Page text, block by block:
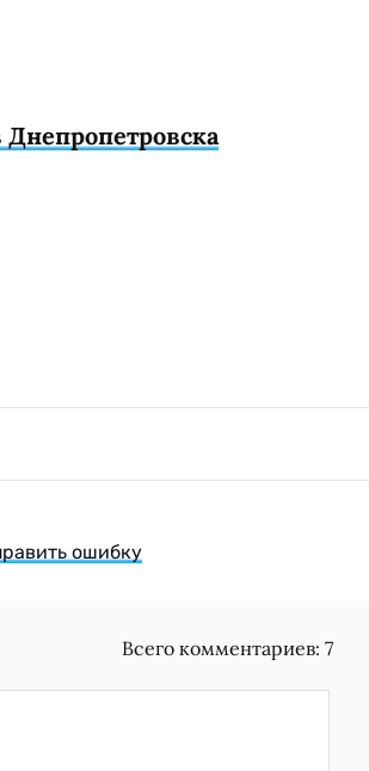
ошибку
Всего комментариев:7